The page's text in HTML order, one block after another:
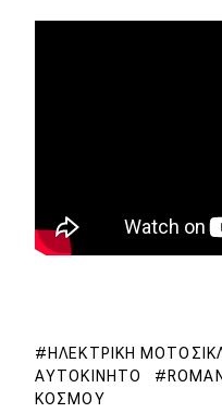
ΗΛΕΚΤΡΙΚΉ
ΑΥΤΟΚΊΝΗΤΟ
ΚΌΣΜΟΥ